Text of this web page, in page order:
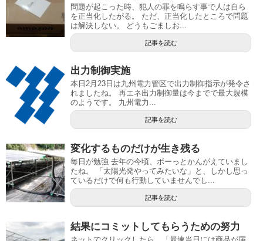
問題が起こった時、犯人の罪を鳴らす事で人は自ら
を正当化したがる。 ただ、正当化したところで問題
は解決しない。 どうもごましお...
記事を読む
出力制御実施
本日2月23日は九州電力管区で出力制御指示が発令さ
れましたね。 再エネ出力制御量は今までで最大規模
のようです。 九州電力...
記事を読む
変化するものだけが生き残る
毎日が勉強 去年の今頃、ボーっとかんがえていまし
たね。 「太陽光発やってみたいな」と、しかし思っ
ているだけで何も行動していませんでし...
記事を読む
結果にコミットしてもらうための努力